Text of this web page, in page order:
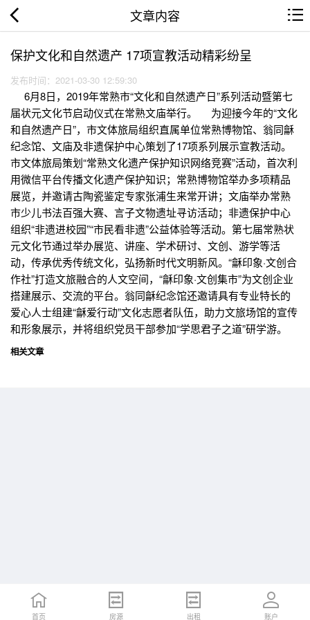
文章内容
保护文化和自然遗产 17项宣教活动精彩纷呈
发布时间：2021-03-30 12:59:30
6月8日，2019年常熟市“文化和自然遗产日”系列活动暨第七
届状元文化节启动仪式在常熟文庙举行。 为迎接今年的“文化
和自然遗产日”，市文体旅局组织直属单位常熟博物馆、翁同龢
纪念馆、文庙及非遗保护中心策划了17项系列展示宣教活动。
市文体旅局策划“常熟文化遗产保护知识网络竞赛”活动，首次利
用微信平台传播文化遗产保护知识；常熟博物馆举办多项精品
展览，并邀请古陶瓷鉴定专家张浦生来常开讲；文庙举办常熟
市少儿书法百强大赛、言子文物遗址寻访活动；非遗保护中心
组织“非遗进校园”“市民看非遗”公益体验等活动。第七届常熟状
元文化节通过举办展览、讲座、学术研讨、文创、游学等活
动，传承优秀传统文化，弘扬新时代文明新风。“龢印象·文创合
作社”打造文旅融合的人文空间，“龢印象·文创集市”为文创企业
搭建展示、交流的平台。翁同龢纪念馆还邀请具有专业特长的
爱心人士组建“龢爱行动”文化志愿者队伍，助力文旅场馆的宣传
和形象展示，并将组织党员干部参加“学思君子之道”研学游。
相关文章
首页 招聘 简历 账户
首页 房源 出租 账户